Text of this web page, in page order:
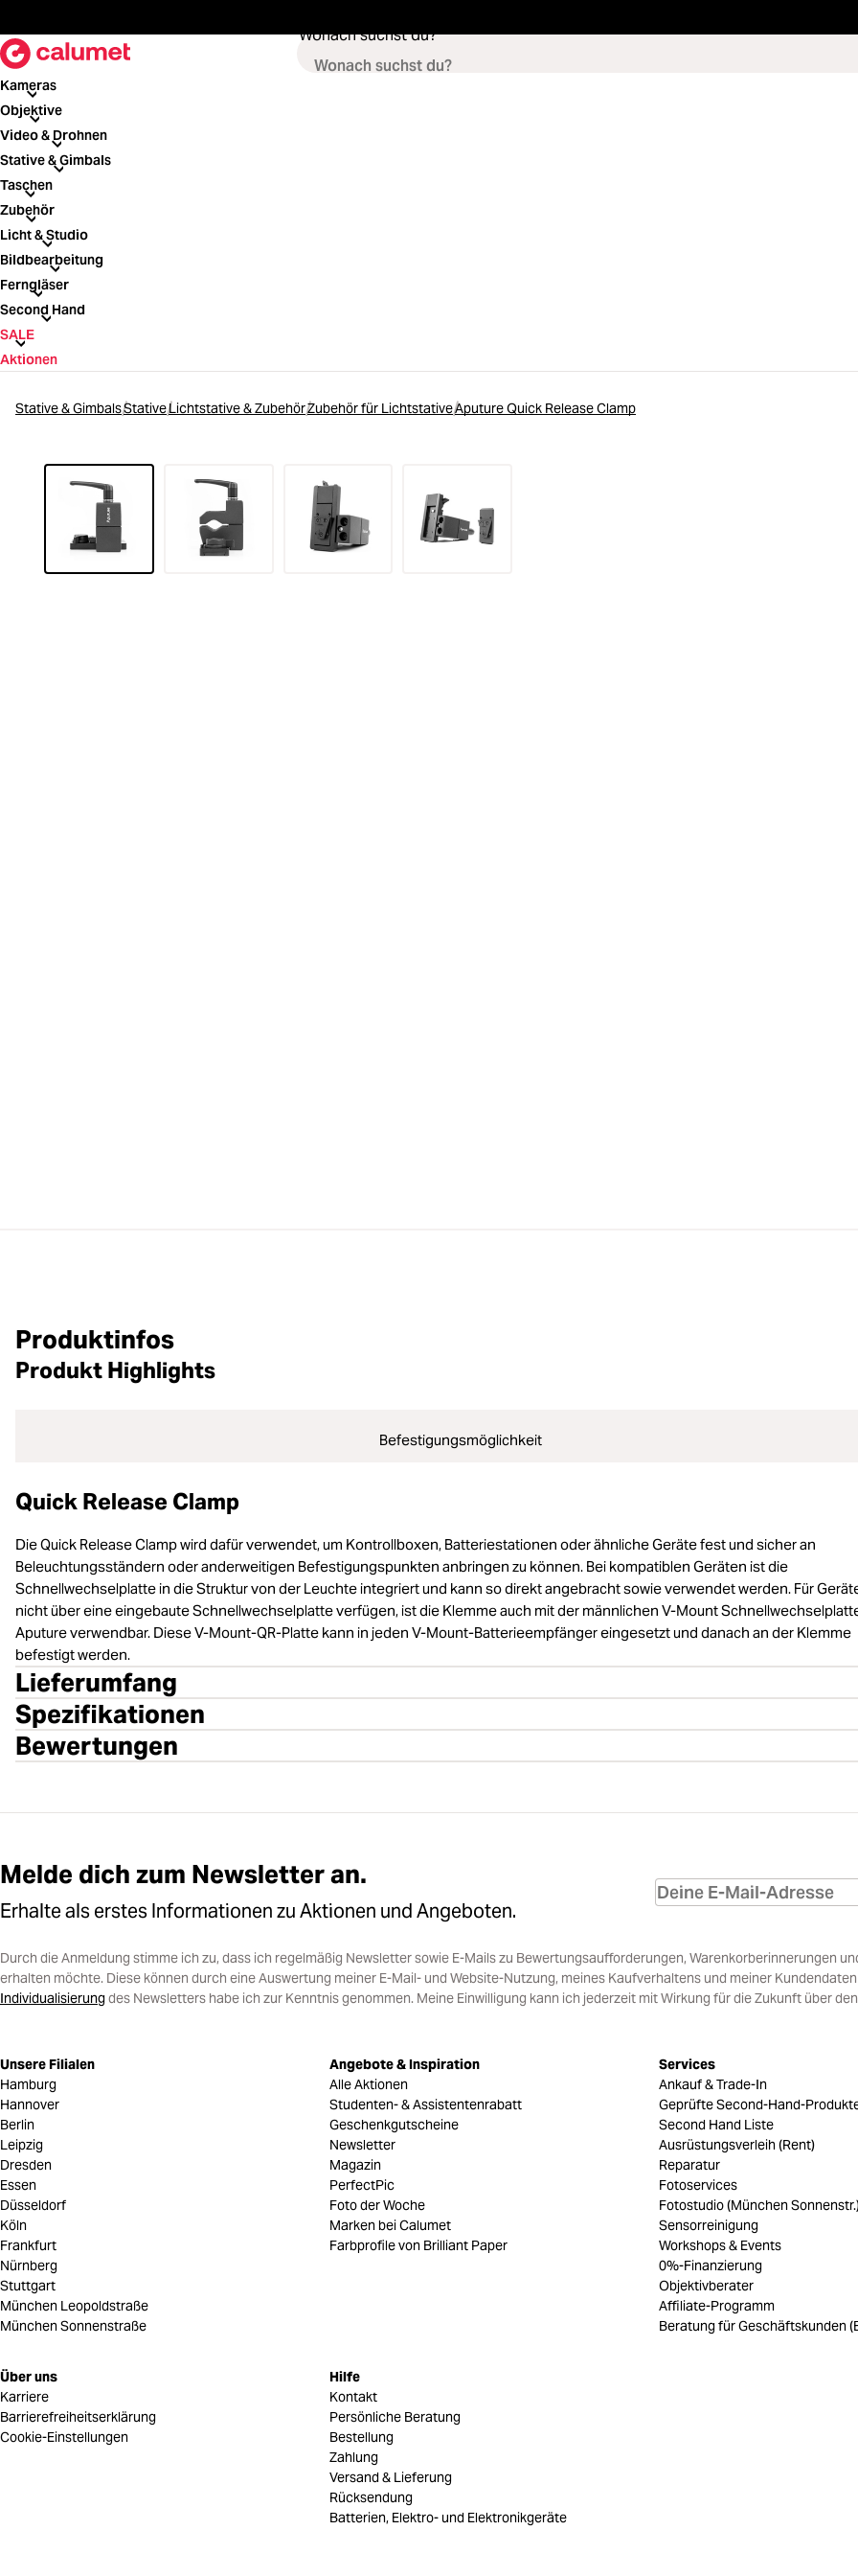
Wonach suchst du?
Kameras
Kameras
Objektive
Objektive
Video & Drohnen
Video & Drohnen
Stative & Gimbals
Stative & Gimbals
Taschen
Taschen
Zubehör
Zubehör
Licht & Studio
Licht & Studio
Bildbearbeitung
Bildbearbeitung
Ferngläser
Ferngläser
Second Hand
Second Hand
SALE
SALE
Aktionen
Stative & GimbalsStativeLichtstative & ZubehörZubehör für LichtstativeAputure Quick Release Clamp
Produktinfos
Produkt Highlights
Befestigungsmöglichkeit
Quick Release Clamp
Die Quick Release Clamp wird dafür verwendet, um Kontrollboxen, Batteriestationen oder ähnliche Geräte fest und sicher an
Beleuchtungsständern oder anderweitigen Befestigungspunkten anbringen zu können. Bei kompatiblen Geräten ist die
Schnellwechselplatte in die Struktur von der Leuchte integriert und kann so direkt angebracht sowie verwendet werden. Für
nicht über eine eingebaute Schnellwechselplatte verfügen, ist die Klemme auch mit der männlichen V-Mount
Aputure verwendbar. Diese V-Mount-QR-Platte kann in jeden V-Mount-Batterieempfänger eingesetzt und danach an der Klemme
befestigt werden.
Lieferumfang
Spezifikationen
Bewertungen
Melde dich zum Newsletter an.
Erhalte als erstes Informationen zu Aktionen und Angeboten.
Durch die Anmeldung stimme ich zu, dass ich regelmäßig Newsletter sowie E-Mails zu Bewertungsaufforderungen, Warenkorberinnerungen
erhalten möchte. Diese können durch eine Auswertung meiner E-Mail- und Website-Nutzung, meines Kaufverhaltens und meiner
Individualisierungdes Newsletters habe ich zur Kenntnis genommen. Meine Einwilligung kann ich jederzeit mit Wirkung für die Zukunft über
Unsere Filialen
Hamburg
Hannover
Berlin
Leipzig
Dresden
Essen
Düsseldorf
Köln
Frankfurt
Nürnberg
Stuttgart
München Leopoldstraße
München Sonnenstraße
Über uns
Karriere
Barrierefreiheitserklärung
Cookie-Einstellungen
Angebote & Inspiration
Alle Aktionen
Studenten- & Assistentenrabatt
Geschenkgutscheine
Newsletter
Magazin
PerfectPic
Foto der Woche
Marken bei Calumet
Farbprofile von Brilliant Paper
Hilfe
Kontakt
Persönliche Beratung
Bestellung
Zahlung
Versand & Lieferung
Rücksendung
Batterien, Elektro- und Elektronikgeräte
Services
Ankauf & Trade-In
Geprüfte Second-Hand-
Second Hand Liste
Ausrüstungsverleih (Rent)
Reparatur
Fotoservices
Fotostudio (München
Sensorreinigung
Workshops & Events
0%-Finanzierung
Objektivberater
Affiliate-Programm
Beratung für Geschäftskunden